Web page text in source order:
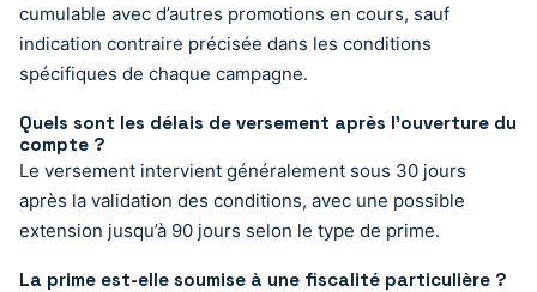
cumulable avec d’autres promotions en cours, sauf
indication contraire précisée dans les conditions
spécifiques de chaque campagne.
Quels sont les délais de versement après l’ouverture du
compte ?
Le versement intervient généralement sous 30 jours
après la validation des conditions, avec une possible
extension jusqu’à 90 jours selon le type de prime.
La prime est-elle soumise à une fiscalité particulière ?